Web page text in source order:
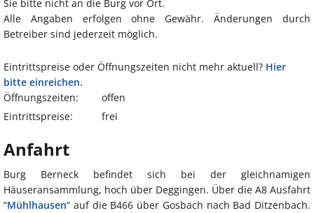
Sie bitte nicht an die Burg vor Ort.
Alle Angaben erfolgen ohne Gewähr. Änderungen durch
Betreiber sind jederzeit möglich.
Eintrittspreise oder Öffnungszeiten nicht mehr aktuell? Hier
bitte einreichen.
Öffnungszeiten:
offen
Eintrittspreise:
frei
Anfahrt
Burg Berneck befindet sich bei der gleichnamigen
Häuseransammlung, hoch über Deggingen. Über die A8 Ausfahrt
“Mühlhausen“ auf die B466 über Gosbach nach Bad Ditzenbach.